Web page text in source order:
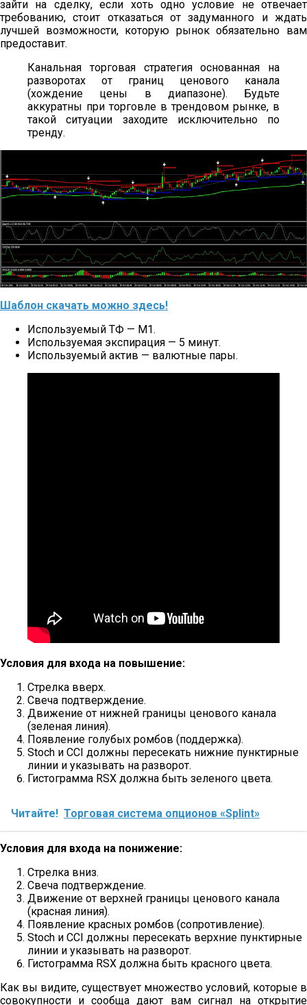
зайти на сделку, если хоть одно условие не отвечает
требованию, стоит отказаться от задуманного и ждать
лучшей возможности, которую рынок обязательно вам
предоставит.
Канальная торговая стратегия основанная на
разворотах от границ ценового канала
(хождение цены в диапазоне). Будьте
аккуратны при торговле в трендовом рынке, в
такой ситуации заходите исключительно по
тренду.
Шаблон скачать можно здесь!
Используемый ТФ — M1.
Используемая экспирация — 5 минут.
Используемый актив — валютные пары.
Условия для входа на повышение:
Стрелка вверх.
Свеча подтверждение.
Движение от нижней границы ценового канала
(зеленая линия).
Появление голубых ромбов (поддержка).
Stoch и CCI должны пересекать нижние пунктирные
линии и указывать на разворот.
Гистограмма RSX должна быть зеленого цвета.
Читайте! Торговая система опционов «Splint»
Условия для входа на понижение:
Стрелка вниз.
Свеча подтверждение.
Движение от верхней границы ценового канала
(красная линия).
Появление красных ромбов (сопротивление).
Stoch и CCI должны пересекать верхние пунктирные
линии и указывать на разворот.
Гистограмма RSX должна быть красного цвета.
Как вы видите, существует множество условий, которые в
совокупности и сообща дают вам сигнал на открытие